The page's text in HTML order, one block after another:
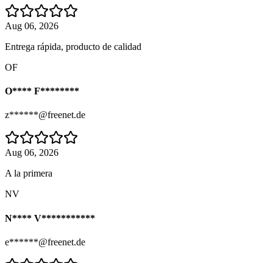
Aug 06, 2026
Entrega rápida, producto de calidad
OF
O**** F********
z******@freenet.de
Aug 06, 2026
A la primera
NV
N**** V***********
e******@freenet.de